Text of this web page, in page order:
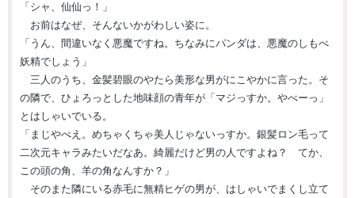
「シャ、仙仙っ！」
お前はなぜ、そんないかがわしい姿に。
「うん、間違いなく悪魔ですね。ちなみにパンダは、悪魔のしもべ
妖精でしょう」
三人のうち、金髪碧眼のやたら美形な男がにこやかに言った。そ
の隣で、ひょろっとした地味顔の青年が「マジっすか。やべーっ」
とはしゃいでいる。
「まじやべえ。めちゃくちゃ美人じゃないっすか。銀髪ロン毛って
二次元キャラみたいだなあ。綺麗だけど男の人ですよね？ てか、
この頭の角、羊の角なんすか？」
そのまた隣にいる赤毛に無精ヒゲの男が、はしゃいでまくし立て